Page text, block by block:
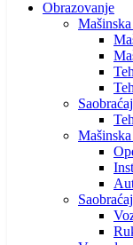
Obrazovanje